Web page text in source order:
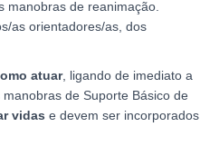
manobras de reanimação.
as orientadores/as, dos
atuar, ligando de imediato a
manobras de Suporte Básico de
vidas e devem ser incorporados